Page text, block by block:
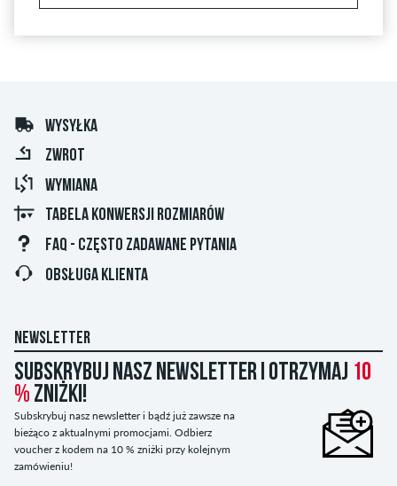
WYSYŁKA
ZWROT
WYMIANA
TABELA KONWERSJI ROZMIARÓW
FAQ - CZĘSTO ZADAWANE PYTANIA
OBSŁUGA KLIENTA
NEWSLETTER
Subskrybuj nasz newsletter i otrzymaj 10
% zniżki!
Subskrybuj nasz newsletter i bądź już zawsze na
bieżąco z aktualnymi promocjami. Odbierz
voucher z kodem na 10 % zniżki przy kolejnym
zamówieniu!